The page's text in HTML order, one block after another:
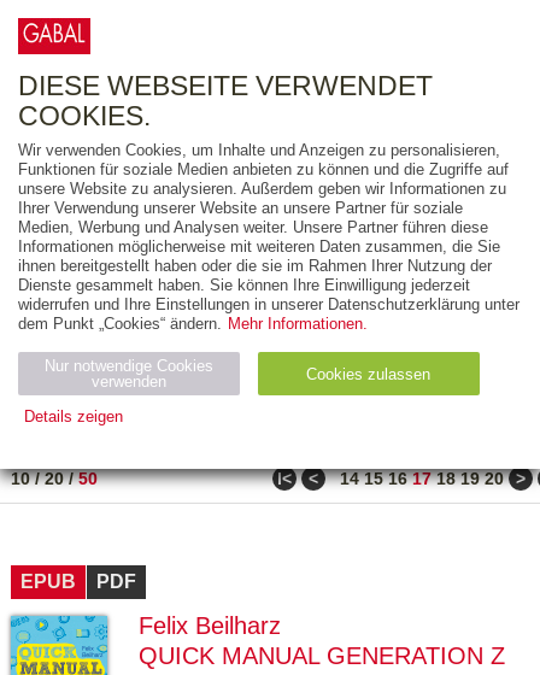
FREITEXT
AUSGABEART
AUS DER REIHE
ZUM THEMA
Neuerscheinung
Bestseller
PREIS
10/20/50 ǀ< < 14 15 16 17 18 19 20 >
EPUB PDF
Felix Beilharz
QUICK MANUAL GENERATION Z
DIESE WEBSEITE VERWENDET
COOKIES.
Wir verwenden Cookies, um Inhalte und Anzeigen zu personalisieren,
Funktionen für soziale Medien anbieten zu können und die Zugriffe auf
unsere Website zu analysieren. Außerdem geben wir Informationen zu
Ihrer Verwendung unserer Website an unsere Partner für soziale
Medien, Werbung und Analysen weiter. Unsere Partner führen diese
Informationen möglicherweise mit weiteren Daten zusammen, die Sie
ihnen bereitgestellt haben oder die sie im Rahmen Ihrer Nutzung der
Dienste gesammelt haben. Sie können Ihre Einwilligung jederzeit
widerrufen und Ihre Einstellungen in unserer Datenschutzerklärung unter
dem Punkt „Cookies“ ändern. Mehr Informationen.
Nur notwendige Cookies
verwenden
Cookies zulassen
Details zeigen
Name Zweck
ESSION
_ID
verlag.
de
GV_CO
OKIES
gabal-
verlag.
Speichert den Zustimmungsstatus des
Domäne.
ge
T
P